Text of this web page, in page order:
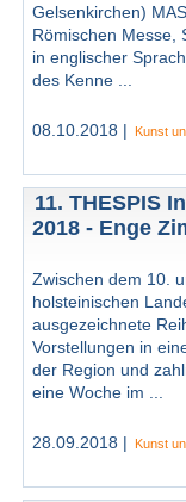
Gelsenkirchen)
Römischen Messe,
in englischer
des Kenne ...
08.10.2018 | Kunst
11. THESPIS
2018 - Enge
Zwischen dem 10.
holsteinischen
ausgezeichnete
Vorstellungen in
der Region und
eine Woche im ...
28.09.2018 | Kunst